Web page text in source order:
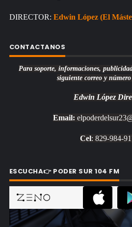
DIRECTOR: Edwin López (El
CONTACTANOS
Para soporte, informaciones,
siguiente correo y
Edwin López
Email:
Cel: 829-984-
ESCUCHA👉 PODER SUR 104 FM